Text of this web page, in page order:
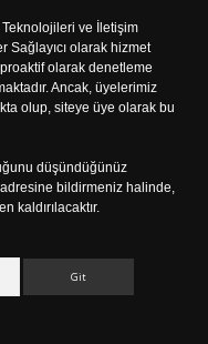
ve İletişim
Sağlayıcı olarak hizmet
olarak denetleme
Ancak, üyelerimiz
olup, siteye üye olarak bu
düşündüğünüz
adresine bildirmeniz halinde,
kaldırılacaktır.